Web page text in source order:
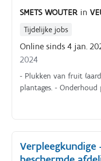
continuïteit;observeren
veranderingen in
artsen;ondersteunen
dagelijkse
taken in functie van de
SMETS WOUTER in
Tijdelijke jobs
Online sinds 4 jan.
2024
- Plukken van fruit
plantages. - Onderhoud
Verpleegkundige